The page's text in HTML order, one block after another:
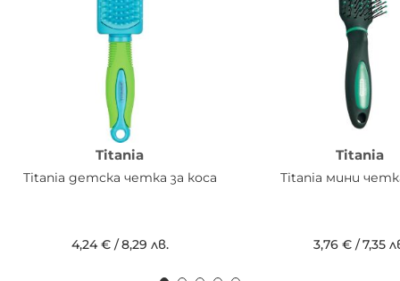
Titania
Titania детска четка за коса
4,24 €/8,29 лв.
Titania
Titania мини
3,76 €/7,35